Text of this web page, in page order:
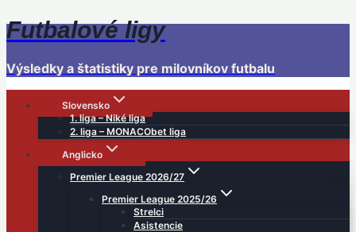
Skip
to
Futbalové ligy
Výsledky a štatistiky pre milovníkov futbalu
Slovensko
1. liga – Niké liga
2. liga – MONACObet liga
Anglicko
Premier League 2026/27
Premier League 2025/26
Strelci
Asistencie